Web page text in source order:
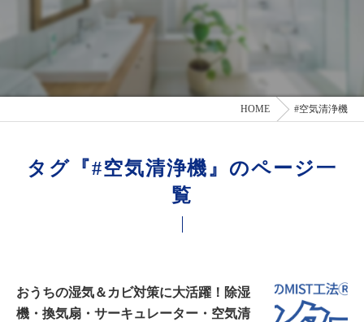
HOME #空気清浄機
タグ『#空気清浄機』のページ一
覧
おうちの湿気＆カビ対策に大活躍！除湿
機・換気扇・サーキュレーター・空気清